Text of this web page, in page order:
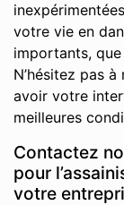
votre vie en
importants,
N’hésitez pas
avoir votre
meilleures
Contactez
pour
votre